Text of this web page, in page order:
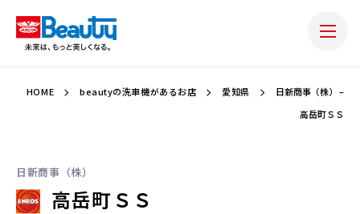
HOME beautyの洗車機があるお店 愛知県
日新商事（株） –
高岳町ＳＳ
日新商事（株）
高岳町ＳＳ